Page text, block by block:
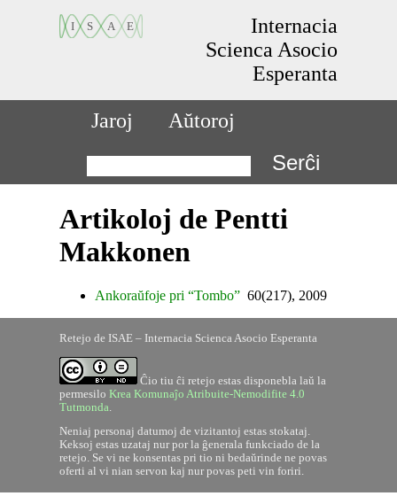
Internacia
Scienca Asocio
Esperanta
Jaroj Aŭtoroj
Serĉi
Artikoloj de Pentti
Makkonen
Ankoraŭfoje pri “Tombo” 60(217), 2009
Retejo de ISAE – Internacia Scienca Asocio Esperanta
Ĉio tiu ĉi retejo estas disponebla laŭ la
permesiloKrea Komunaĵo Atribuite-Nemodifite 4.0
Tutmonda
Neniaj personaj datumoj de vizitantoj estas stokataj.
Keksoj estas uzataj nur por la ĝenerala funkciado de la
retejo. Se vi ne konsentas pri tio ni bedaŭrinde ne povas
oferti al vi nian servon kaj nur povas peti vin foriri.